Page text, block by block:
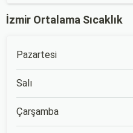
İzmir Ortalama Sıcaklık
Pazartesi
Salı
Çarşamba